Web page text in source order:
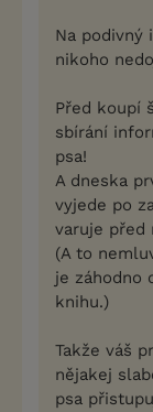
Na podivný
nikoho
Před koupí
sbírání
psa!
A dneska
vyjede po
varuje před
(A to
je záhodno
knihu.)
Takže váš
nějakej
psa